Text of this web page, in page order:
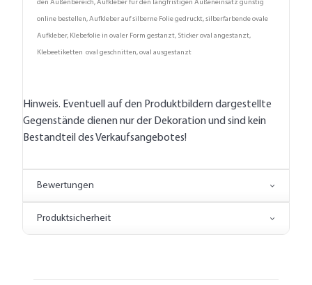
den Außenbereich, Aufkleber für den langfristigen Außeneinsatz günstig
online bestellen, Aufkleber auf silberne Folie gedruckt, silberfarbende ovale
Aufkleber, Klebefolie in ovaler Form gestanzt, Sticker oval angestanzt,
Klebeetiketten oval geschnitten, oval ausgestanzt
Hinweis. Eventuell auf den Produktbildern dargestellte
Gegenstände dienen nur der Dekoration und sind kein
Bestandteil des Verkaufsangebotes!
Bewertungen
Produktsicherheit